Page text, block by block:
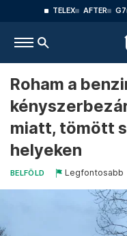
TELEX AFTER G7
Roham a
miatt, tömött
helyeken
BELFÖLD Legfontosabb